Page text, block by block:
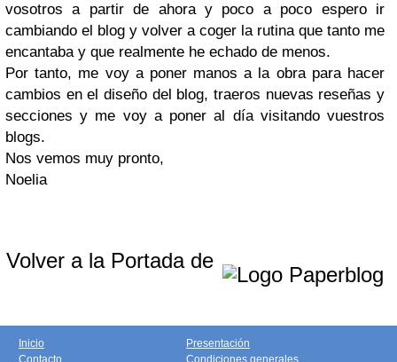
vosotros a partir de ahora y poco a poco espero ir
cambiando el blog y volver a coger la rutina que tanto me
encantaba y que realmente he echado de menos.
Por tanto, me voy a poner manos a la obra para hacer
cambios en el diseño del blog, traeros nuevas reseñas y
secciones y me voy a poner al día visitando vuestros
blogs.
Nos vemos muy pronto,
Noelia
Volver a la Portada de
Inicio
Contacto
Presentación
Condiciones generales